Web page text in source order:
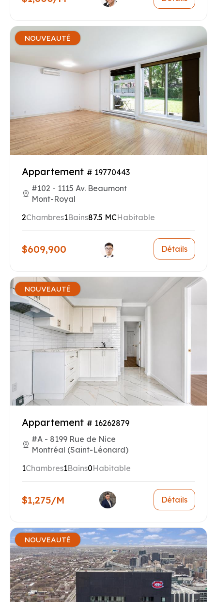
NOUVEAUTÉ
Appartement # 19770443
#102 - 1115 Av. Beaumont
Mont-Royal
2Chambres1Bains87.5 MCHabitable
$609,900 Détails
NOUVEAUTÉ
Appartement # 16262879
#A - 8199 Rue de Nice
Montréal (Saint-Léonard)
1Chambres1Bains0Habitable
$1,275/M Détails
NOUVEAUTÉ